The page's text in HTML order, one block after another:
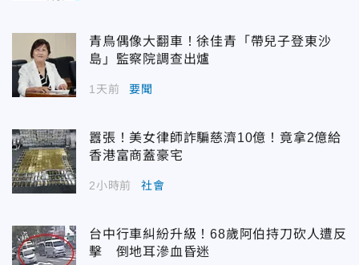
青鳥偶像大翻車！徐佳青「帶兒子登東沙
島」監察院調查出爐
1天前 要聞
囂張！美女律師詐騙慈濟10億！竟拿2億給
香港富商蓋豪宅
2小時前 社會
台中行車糾紛升級！68歲阿伯持刀砍人遭反
擊 倒地耳滲血昏迷